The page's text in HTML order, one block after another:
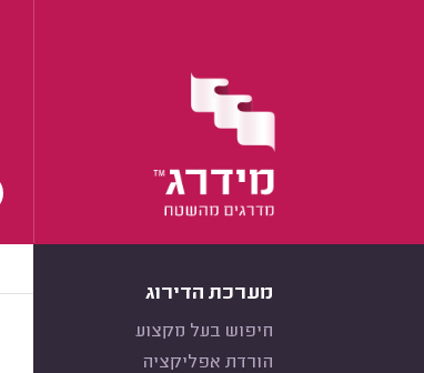
מערכת הדירוג
חיפוש בעל מקצוע
הורדת אפליקציה